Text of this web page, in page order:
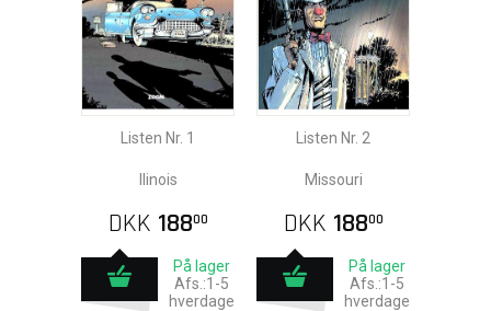
Listen Nr. 1
llinois
DKK 18800
På lager
Afs.:1-5
hverdage
Listen Nr. 2
Missouri
DKK 18800
På lager
Afs.:1-5
hverdage